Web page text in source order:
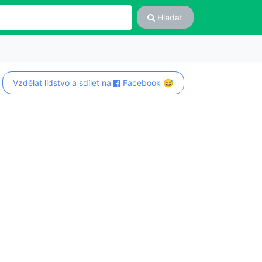
Hledat
Vzdělat lidstvo a sdílet na Facebook 😅